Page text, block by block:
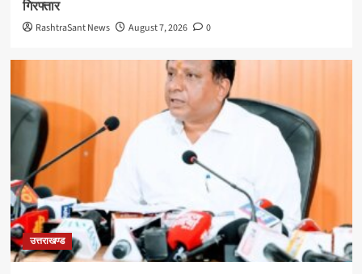
गिरफ्तार
RashtraSant News August 7, 2026 0
उत्तराखण्ड